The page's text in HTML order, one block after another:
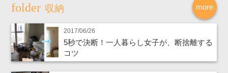
more
収納
2017/06/26
5秒で決断！一人暮らし女子が、断捨離する
コツ